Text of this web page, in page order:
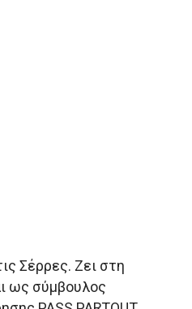
Σέρρες. Ζει στη
ως σύμβουλος